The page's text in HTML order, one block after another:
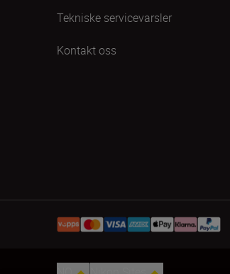
Tekniske servicevarsler
Kontakt oss